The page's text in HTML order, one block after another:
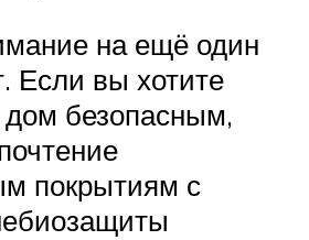
на ещё один
Если вы хотите
дом безопасным,
покрытиям с